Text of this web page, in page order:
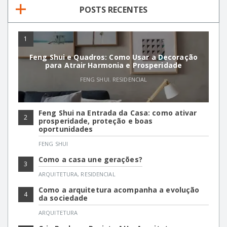
POSTS RECENTES
1
Feng Shui e Quadros: Como Usar a Decoração
para Atrair Harmonia e Prosperidade
FENG SHUI, RESIDENCIAL
2
Feng Shui na Entrada da Casa: como ativar
prosperidade, proteção e boas
oportunidades
FENG SHUI
3 Como a casa une gerações?
ARQUITETURA, RESIDENCIAL
4
Como a arquitetura acompanha a evolução
da sociedade
ARQUITETURA